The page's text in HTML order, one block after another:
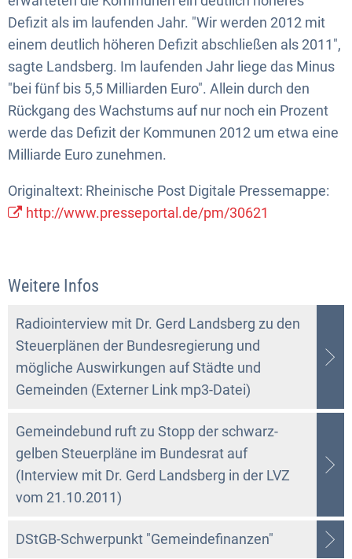
Defizit als im laufenden Jahr. "Wir werden 2012 mit
einem deutlich höheren Defizit abschließen als 2011",
sagte Landsberg. Im laufenden Jahr liege das Minus
"bei fünf bis 5,5 Milliarden Euro". Allein durch den
Rückgang des Wachstums auf nur noch ein Prozent
werde das Defizit der Kommunen 2012 um etwa eine
Milliarde Euro zunehmen.
Originaltext: Rheinische Post Digitale Pressemappe:
http://www.presseportal.de/pm/30621
Weitere Infos
Radiointerview mit Dr. Gerd Landsberg zu den
Steuerplänen der Bundesregierung und
mögliche Auswirkungen auf Städte und
Gemeinden (Externer Link mp3-Datei)
Gemeindebund ruft zu Stopp der schwarz-
gelben Steuerpläne im Bundesrat auf
(Interview mit Dr. Gerd Landsberg in der LVZ
vom 21.10.2011)
DStGB-Schwerpunkt "Gemeindefinanzen"